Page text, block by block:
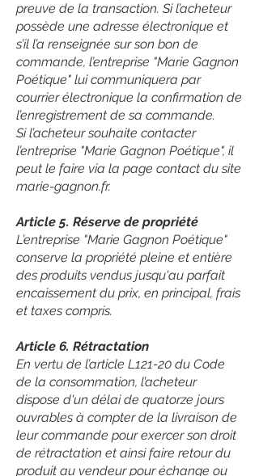
preuve de la transaction. Si l’acheteur
possède une adresse électronique et
s’il l’a renseignée sur son bon de
commande, l’entreprise "Marie Gagnon
Poétique" lui communiquera par
courrier électronique la confirmation de
l’enregistrement de sa commande.
Si l’acheteur souhaite contacter
l’entreprise "Marie Gagnon Poétique", il
peut le faire via la page contact du site
marie-gagnon.fr.
Article 5. Réserve de propriété
L’entreprise "Marie Gagnon Poétique"
conserve la propriété pleine et entière
des produits vendus jusqu'au parfait
encaissement du prix, en principal, frais
et taxes compris.
Article 6. Rétractation
En vertu de l’article L121-20 du Code
de la consommation, l’acheteur
dispose d'un délai de quatorze jours
ouvrables à compter de la livraison de
leur commande pour exercer son droit
de rétractation et ainsi faire retour du
produit au vendeur pour échange ou